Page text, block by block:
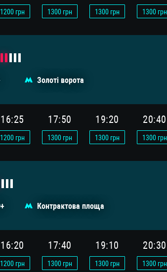
1200 грн 1300 грн 1300 грн 1300 грн
Золоті ворота
16:25
1200 грн
17:50
1300 грн
19:20
1300 грн
20:40
1300 грн
Контрактова площа
16:20
1200 грн
17:40
1300 грн
19:10
1300 грн
20:30
1300 грн